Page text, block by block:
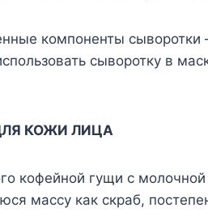
компоненты
сыворотку в
КОЖИ ЛИЦА
кофейной гущи с
массу как скраб,